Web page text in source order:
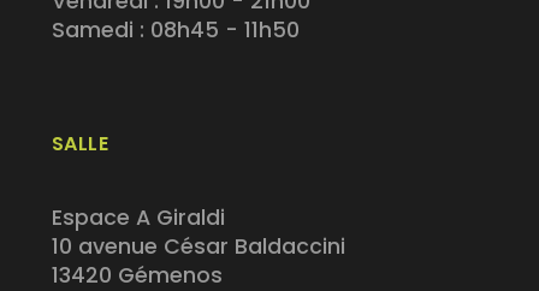
SALLE
Espace A Giraldi
10 avenue César Baldaccini
13420 Gémenos
Samedi : 08h45 - 11h50